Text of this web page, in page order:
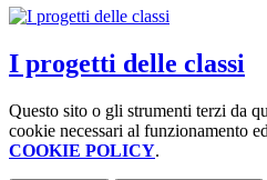
I progetti delle classi
Questo sito o gli strumenti terzi da
cookie necessari al funzionamento
COOKIE POLICY.